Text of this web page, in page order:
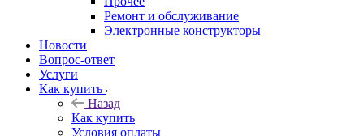
Ремонт и обслуживание
Электронные конструкторы
Новости
Вопрос-ответ
Услуги
Как купить
Назад
Как купить
Условия оплаты